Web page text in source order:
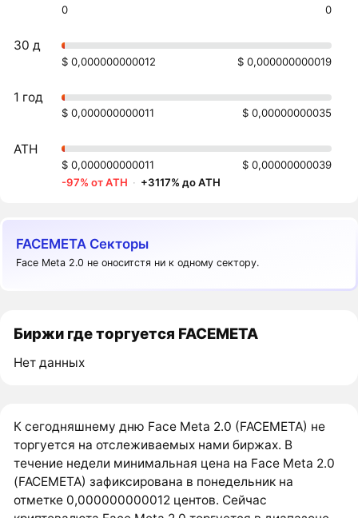
0 0
30 д
$ 0,000000000012 $ 0,000000000019
1 год
$ 0,000000000011 $ 0,00000000035
ATH
$ 0,000000000011
$ 0,00000000039
-97% от ATH · +3117% до ATH
FACEMETA Секторы
Face Meta 2.0 не оноситстя ни к одному сектору.
Биржи где торгуется FACEMETA
Нет данных
К сегодняшнему дню Face Meta 2.0 (FACEMETA) не
торгуется на отслеживаемых нами биржах. В
течение недели минимальная цена на Face Meta 2.0
(FACEMETA) зафиксирована в понедельник на
отметке 0,000000000012 центов. Сейчас